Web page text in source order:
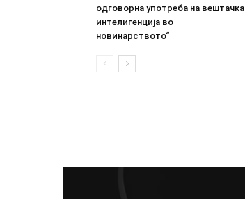
одговорна употреба на вештачка
интелигенција во
новинарството“